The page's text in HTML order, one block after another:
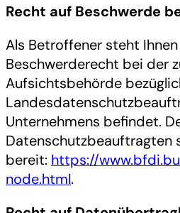
Recht auf Beschwerde
Als Betroffener steht
Beschwerderecht bei der
Aufsichtsbehörde
Unternehmens befindet.
Datenschutzbeauftragten
bereit: https://
node.html.